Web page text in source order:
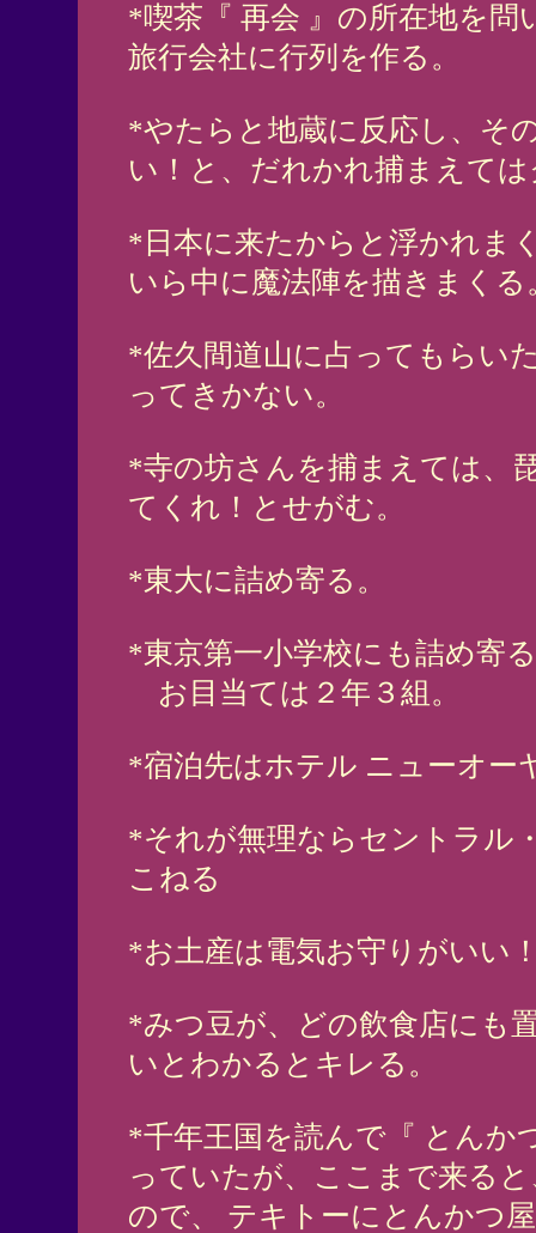
*喫茶『 再会 』の所在地を問
旅行会社に行列を作る。
*やたらと地蔵に反応し、そ
い！と、だれかれ捕まえて
*日本に来たからと浮かれま
いら中に魔法陣を描きまくる
*佐久間道山に占ってもらい
ってきかない。
*寺の坊さんを捕まえては、
てくれ！とせがむ。
*東大に詰め寄る。
*東京第一小学校にも詰め寄
お目当ては２年３組。
*宿泊先はホテル ニューオー
*それが無理ならセントラル
こねる
*お土産は電気お守りがいい
*みつ豆が、どの飲食店にも
いとわかるとキレる。
*千年王国を読んで『 とんか
っていたが、ここまで来る
ので、 テキトーにとんかつ